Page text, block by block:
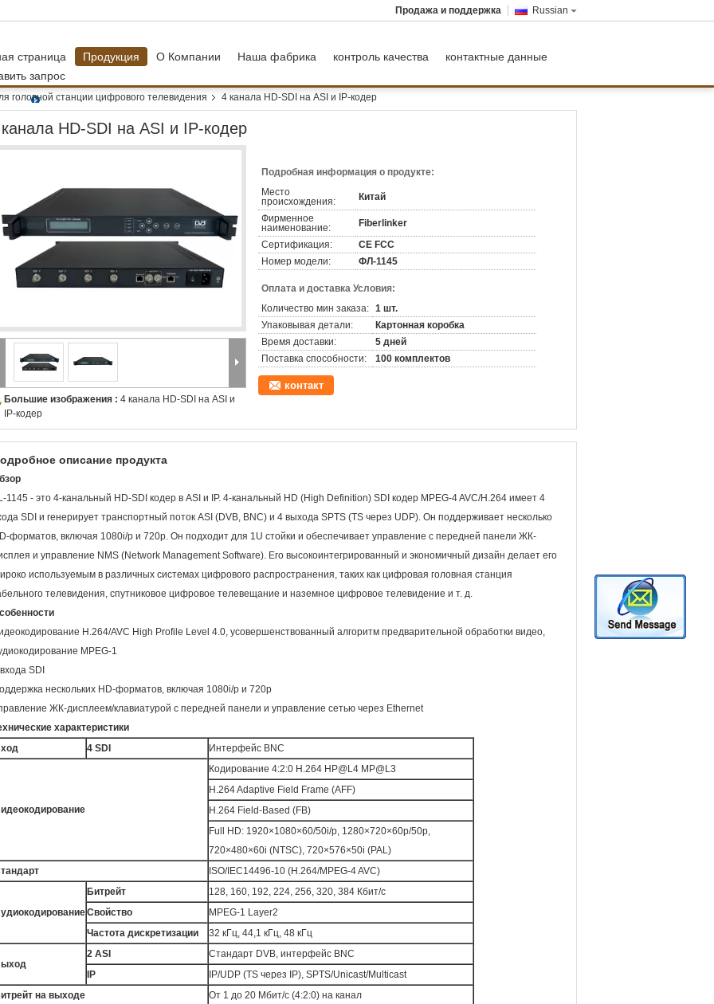
Russian
Продажа и поддержка
страница Продукция О Компании Наша фабрика контроль качества
контактные данные
запрос
головной станции цифрового телевидения 4 канала HD-SDI на ASI и IP-кодер
HD-SDI на ASI и IP-кодер
Большие изображения : 4 канала HD-SDI на ASI и
IP-кодер
Подробная информация о продукте:
Место
происхождения:
Китай
Фирменное
наименование:
Fiberlinker
Сертификация:
CE FCC
Номер модели:
ФЛ-1145
Оплата и доставка Условия:
Количество мин заказа: 1 шт.
Упаковывая детали:
Картонная коробка
Время доставки:
5 дней
Поставка способности:
100 комплектов
контакт
описание продукта
1145 - это 4-канальный HD-SDI кодер в ASI и IP. 4-канальный HD (High Definition) SDI кодер MPEG-4 AVC/H.264 имеет 4
SDI и генерирует транспортный поток ASI (DVB, BNC) и 4 выхода SPTS (TS через UDP). Он поддерживает несколько
форматов, включая 1080i/p и 720p. Он подходит для 1U стойки и обеспечивает управление с передней панели ЖК-
и управление NMS (Network Management Software). Его высокоинтегрированный и экономичный дизайн делает его
используемым в различных системах цифрового распространения, таких как цифровая головная станция
телевидения, спутниковое цифровое телевещание и наземное цифровое телевидение и т. д.
H.264/AVC High Profile Level 4.0, усовершенствованный алгоритм предварительной обработки видео,
MPEG-1
SDI
нескольких HD-форматов, включая 1080i/p и 720p
ЖК-дисплеем/клавиатурой с передней панели и управление сетью через Ethernet
характеристики
4 SDI Интерфейс BNC
Кодирование 4:2:0 H.264 HP@L4 MP@L3
H.264 Adaptive Field Frame (AFF)
H.264 Field-Based (FB)
Full HD: 1920×1080×60/50i/p, 1280×720×60p/50p,
720×480×60i (NTSC), 720×576×50i (PAL)
ISO/IEC14496-10 (H.264/MPEG-4 AVC)
Битрейт
128, 160, 192, 224, 256, 320, 384 Кбит/с
Свойство
MPEG-1 Layer2
Частота дискретизации
32 кГц, 44,1 кГц, 48 кГц
2 ASI
Стандарт DVB, интерфейс BNC
IP
IP/UDP (TS через IP), SPTS/Unicast/Multicast
на выходе
От 1 до 20 Мбит/с (4:2:0) на канал